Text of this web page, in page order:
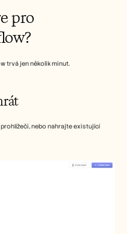
pro
trvá jen několik minut.
nebo nahrajte existující